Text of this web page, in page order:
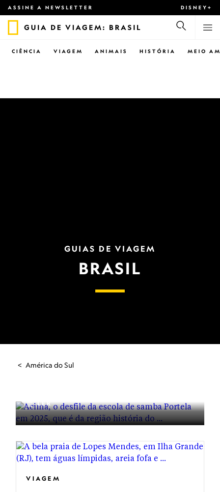
ASSINE A NEWSLETTER DISNEY+
GUIA DE VIAGEM: BRASIL
CIÊNCIA VIAGEM ANIMAIS HISTÓRIA MEIO
GUIAS DE VIAGEM
BRASIL
América do Sul
VIAGEM
Neste Carnaval, descubra o
Rio de Janeiro
LER
VIAGEM